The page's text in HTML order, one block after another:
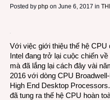
Posted by php on June 6, 2017 in
Với việc giới thiệu thế hệ
Intel đang trở lại cuộc chiến
mà đã lắng lại cách đây vài
2016 với dòng CPU
High End Desktop
đã tung ra thế hệ CPU hoàn